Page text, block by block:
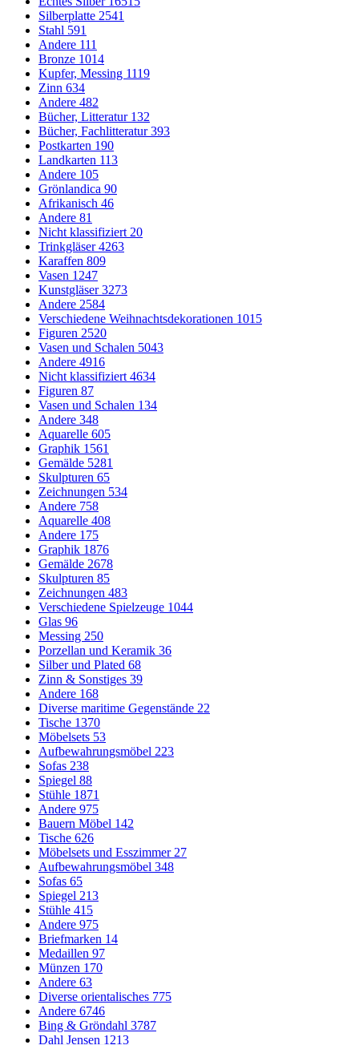
Silberplatte 2541
Stahl 591
Andere 111
Bronze 1014
Kupfer, Messing 1119
Zinn 634
Andere 482
Bücher, Litteratur 132
Bücher, Fachlitteratur393
Postkarten 190
Landkarten 113
Andere 105
Grönlandica 90
Afrikanisch 46
Andere 81
Nicht klassifiziert 20
Trinkgläser4263
Karaffen 809
Vasen 1247
Kunstgläser3273
Andere 2584
Verschiedene Weihnachtsdekorationen 1015
Figuren 2520
Vasen und Schalen 5043
Andere 4916
Nicht klassifiziert 4634
Figuren 87
Vasen und Schalen 134
Andere 348
Aquarelle 605
Graphik 1561
Gemälde 5281
Skulpturen 65
Zeichnungen 534
Andere 758
Aquarelle 408
Andere 175
Graphik 1876
Gemälde 2678
Skulpturen 85
Zeichnungen 483
Verschiedene Spielzeuge 1044
Glas 96
Messing 250
Porzellan und Keramik 36
Silber und Plated 68
Zinn & Sonstiges 39
Andere 168
Diverse maritime Gegenstände 22
Tische 1370
Möbelsets 53
Aufbewahrungsmöbel 223
Sofas 238
Spiegel 88
Stühle 1871
Andere 975
Bauern Möbel 142
Tische 626
Möbelsets und Esszimmer 27
Aufbewahrungsmöbel 348
Sofas 65
Spiegel 213
Stühle 415
Andere 975
Briefmarken 14
Medaillen 97
Münzen 170
Andere 63
Diverse orientalisches 775
Andere 6746
Bing & Gröndahl 3787
Dahl Jensen 1213